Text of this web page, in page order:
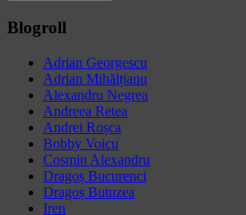
Blogroll
Adrian Georgescu
Adrian Mihălțianu
Alexandru Negrea
Andreea Retea
Andrei Roșca
Bobby Voicu
Cosmin Alexandru
Dragoș Bucurenci
Dragoș Butuzea
Iren